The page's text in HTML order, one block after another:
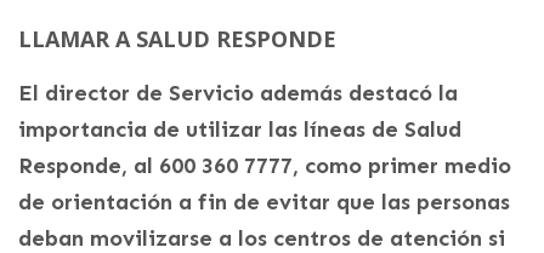
LLAMAR A SALUD RESPONDE
El director de Servicio además destacó la
importancia de utilizar las líneas de Salud
Responde, al 600 360 7777, como primer medio
de orientación a fin de evitar que las personas
deban movilizarse a los centros de atención si